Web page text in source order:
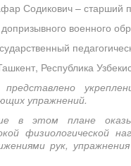
Содикович – старший
военного
Республика
упражнений.
в этом плане
физиологиче­ской
рук,